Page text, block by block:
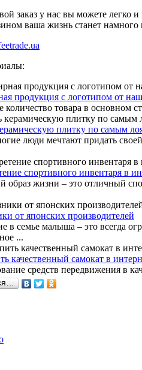
заказ у нас вы можете легко
ваша жизнь станет намного
продукция с логотипом от
количество товара в основном
плитку по самым
люди мечтают придать
спортивного инвентаря в
образ жизни – это отличный
от японских производителей
в семье малыша – это всегда
...
качественный самокат в
средств передвижения в